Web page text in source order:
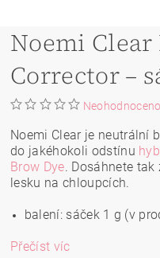
Noemi
Corrector –
Neohodnoceno
Noemi Clear je neutrální
do jakéhokoli odstínu
Brow Dye. Dosáhnete
lesku na chloupcích.
balení: sáček 1 g (v
Přečíst víc